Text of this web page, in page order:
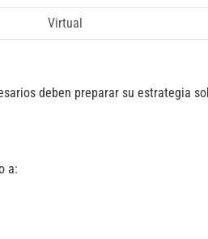
Virtual
deben preparar su estrategia
a: